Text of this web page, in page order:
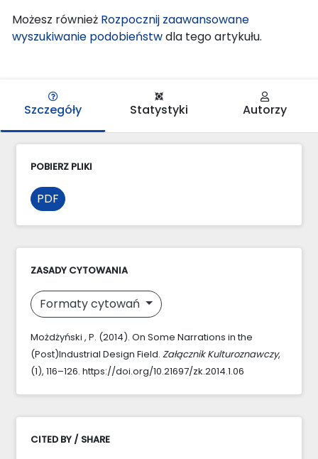
Możesz również Rozpocznij zaawansowane
wyszukiwanie podobieństwdla tego artykułu.
Szczegóły Statystyki Autorzy
POBIERZ PLIKI
PDF
ZASADY CYTOWANIA
Formaty cytowań
Możdżyński , P. (2014). On Some Narrations in the
(Post)Industrial Design Field. Załącznik Kulturoznawczy,
(1), 116–126. https://doi.org/10.21697/zk.2014.1.06
CITED BY / SHARE